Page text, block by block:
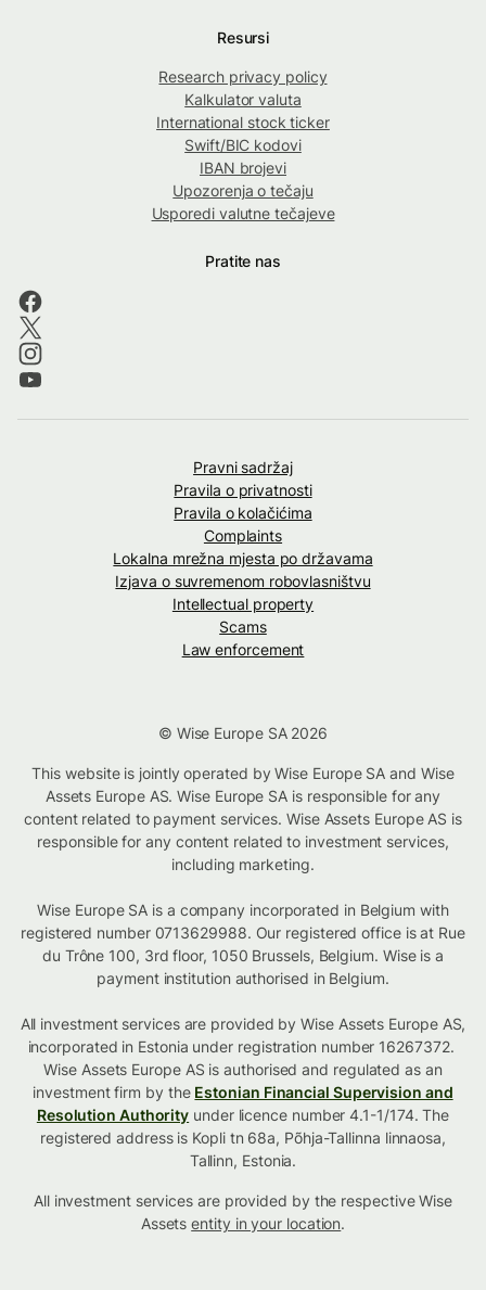
Resursi
Research privacy policy
Kalkulator valuta
International stock ticker
Swift/BIC kodovi
IBAN brojevi
Upozorenja o tečaju
Usporedi valutne tečajeve
Pratite nas
Pravni sadržaj
Pravila o privatnosti
Pravila o kolačićima
Complaints
Lokalna mrežna mjesta po državama
Izjava o suvremenom robovlasništvu
Intellectual property
Scams
Law enforcement
© Wise Europe SA 2026
This website is jointly operated by Wise Europe SA and Wise
Assets Europe AS. Wise Europe SA is responsible for any
content related to payment services. Wise Assets Europe AS is
responsible for any content related to investment services,
including marketing.
Wise Europe SA is a company incorporated in Belgium with
registered number 0713629988. Our registered office is at Rue
du Trône 100, 3rd floor, 1050 Brussels, Belgium. Wise is a
payment institution authorised in Belgium.
All investment services are provided by Wise Assets Europe AS,
incorporated in Estonia under registration number 16267372.
Wise Assets Europe AS is authorised and regulated as an
investment firm by the Estonian Financial Supervision and
Resolution Authority under licence number 4.1-1/174. The
registered address is Kopli tn 68a, Põhja-Tallinna linnaosa,
Tallinn, Estonia.
All investment services are provided by the respective Wise
Assetsentity in your location.